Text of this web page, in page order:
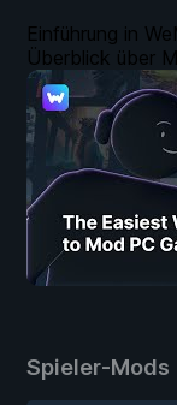
Spieler-Mods
Einführung in
Überblick über